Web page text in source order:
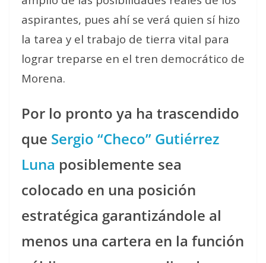
aspirantes, pues ahí se verá quien sí hizo
la tarea y el trabajo de tierra vital para
lograr treparse en el tren democrático de
Morena.
Por lo pronto ya ha trascendido
que Sergio “Checo” Gutiérrez
Luna posiblemente sea
colocado en una posición
estratégica garantizándole al
menos una cartera en la función